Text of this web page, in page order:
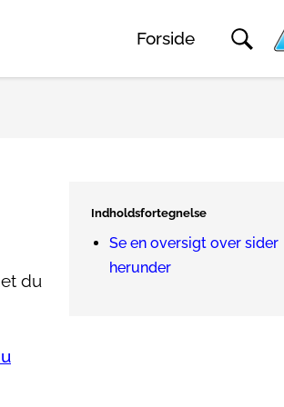
Forside
du
Indholdsfortegnelse
Se en oversigt over sider
herunder